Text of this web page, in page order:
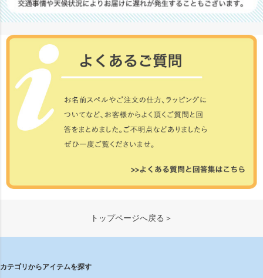
トップページへ戻る＞
カテゴリからアイテムを探す